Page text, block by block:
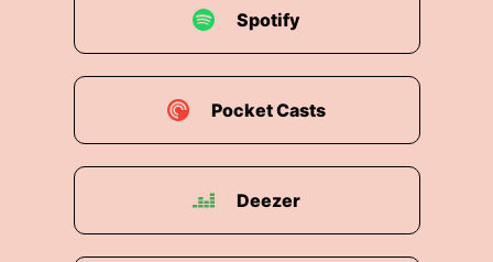
Spotify
Pocket Casts
Deezer